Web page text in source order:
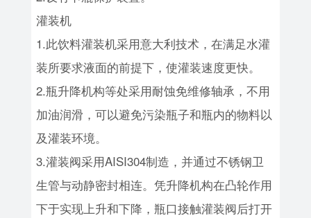
灌装机
1.此饮料灌装机采用意大利技术，在满足水灌
装所要求液面的前提下，使灌装速度更快。
2.瓶升降机构等处采用耐蚀免维修轴承，不用
加油润滑，可以避免污染瓶子和瓶内的物料以
及灌装环境。
3.灌装阀采用AISI304制造，并通过不锈钢卫
生管与动静密封相连。凭升降机构在凸轮作用
下于实现上升和下降，瓶口接触灌装阀后打开